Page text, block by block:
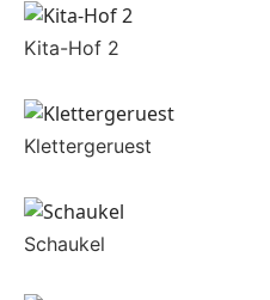
Kita-Hof 2
Klettergeruest
Schaukel